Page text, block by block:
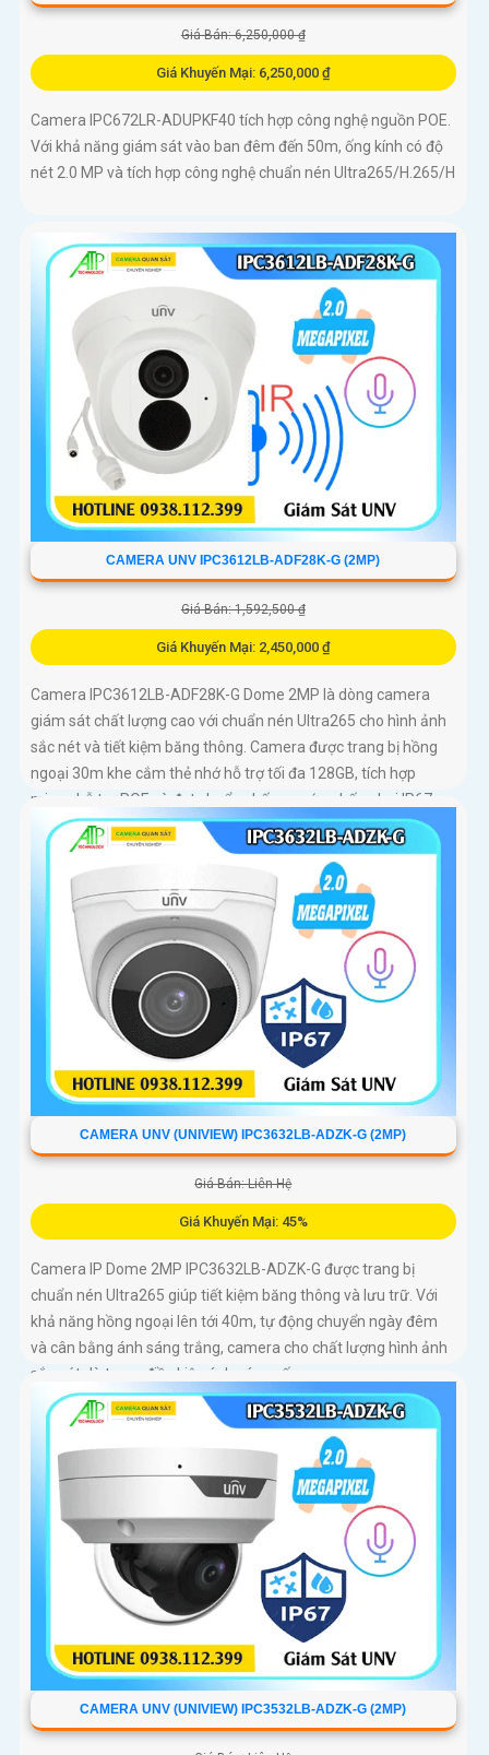
Giá Bán: 6,250,000 ₫
Giá Khuyến Mại: 6,250,000 ₫
Camera IPC672LR-ADUPKF40 tích hợp công nghệ nguồn POE.
Với khả năng giám sát vào ban đêm đến 50m, ống kính có độ
nét 2.0 MP và tích hợp công nghệ chuẩn nén Ultra265/H.265/H
CAMERA UNV IPC3612LB-ADF28K-G (2MP)
Giá Bán: 1,592,500 ₫
Giá Khuyến Mại: 2,450,000 ₫
Camera IPC3612LB-ADF28K-G Dome 2MP là dòng camera
giám sát chất lượng cao với chuẩn nén Ultra265 cho hình ảnh
sắc nét và tiết kiệm băng thông. Camera được trang bị hồng
ngoại 30m khe cắm thẻ nhớ hỗ trợ tối đa 128GB, tích hợp
micro, hỗ trợ POE và đạt chuẩn chống nước, chống bụi IP67,
phù hợp cho mọi điều kiện lắp đặt
CAMERA UNV (UNIVIEW) IPC3632LB-ADZK-G (2MP)
Giá Bán: Liên Hệ
Giá Khuyến Mại: 45%
Camera IP Dome 2MP IPC3632LB-ADZK-G được trang bị
chuẩn nén Ultra265 giúp tiết kiệm băng thông và lưu trữ. Với
khả năng hồng ngoại lên tới 40m, tự động chuyển ngày đêm
và cân bằng ánh sáng trắng, camera cho chất lượng hình ảnh
sắc nét dù trong điều kiện ánh sáng yếu
CAMERA UNV (UNIVIEW) IPC3532LB-ADZK-G (2MP)